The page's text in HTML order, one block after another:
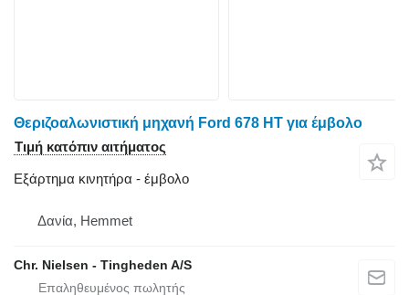
Θεριζοαλωνιστική μηχανή Ford 678 HT για έμβολο
Τιμή κατόπιν αιτήματος
Εξάρτημα κινητήρα - έμβολο
Δανία, Hemmet
Chr. Nielsen - Tingheden A/S